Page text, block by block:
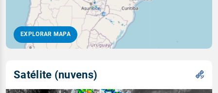
EXPLORAR MAPA
Satélite (nuvens)